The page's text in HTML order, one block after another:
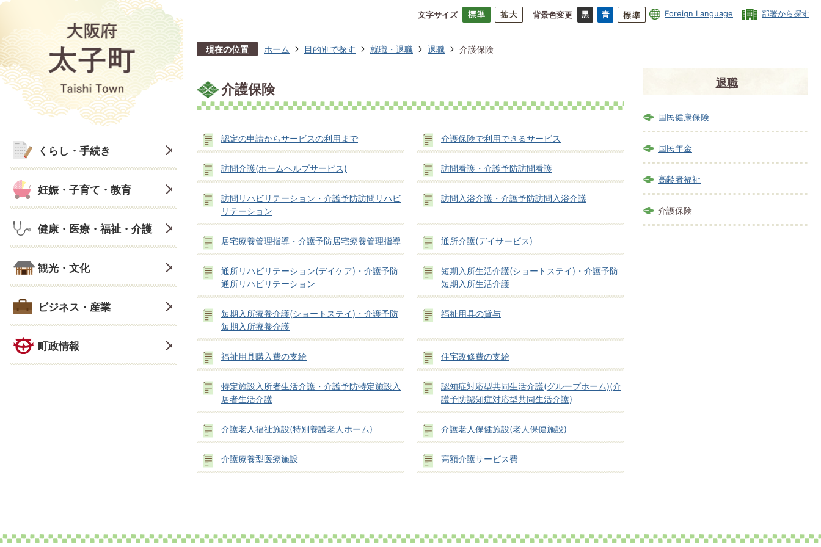
文字サイズ 背景色変更 Foreign Language 部署から探す
くらし・手続き
妊娠・子育て・教育
健康・医療・福祉・介護
観光・文化
ビジネス・産業
町政情報
現在の位置 ホーム 目的別で探す 就職・退職 退職 介護保険
介護保険
認定の申請からサービスの利用まで 介護保険で利用できるサービス
訪問介護(ホームヘルプサービス) 訪問看護・介護予防訪問看護
訪問リハビリテーション・介護予防訪問リハビ
リテーション
訪問入浴介護・介護予防訪問入浴介護
居宅療養管理指導・介護予防居宅療養管理指導 通所介護(デイサービス)
通所リハビリテーション(デイケア)・介護予防
通所リハビリテーション
短期入所生活介護(ショートステイ)・介護予防
短期入所生活介護
短期入所療養介護(ショートステイ)・介護予防
短期入所療養介護
福祉用具の貸与
福祉用具購入費の支給 住宅改修費の支給
特定施設入所者生活介護・介護予防特定施設入
居者生活介護
認知症対応型共同生活介護(グループホーム)(介
護予防認知症対応型共同生活介護)
介護老人福祉施設(特別養護老人ホーム) 介護老人保健施設(老人保健施設)
介護療養型医療施設 高額介護サービス費
退職
国民健康保険
国民年金
高齢者福祉
介護保険